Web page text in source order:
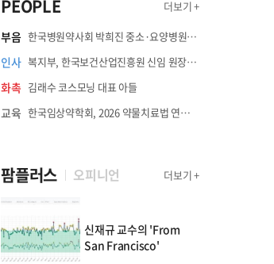
PEOPLE 더보기 +
부음 한국병원약사회 박희진 중소·요양병원이사(충청북도 청주의료원 약제팀장) 부친상
인사 복지부, 한국보건산업진흥원 신임 원장에 고상백 교수 임명
화촉 김래수 코스모닝 대표 아들
교육 한국임상약학회, 2026 약물치료법 연수강좌 8월 21일 개최
팜플러스 오피니언 더보기 +
신재규 교수의 'From
San Francisco'